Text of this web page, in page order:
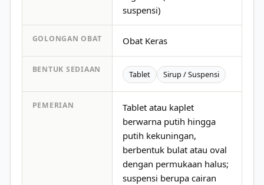
suspensi)
GOLONGAN OBAT Obat Keras
BENTUK SEDIAAN Tablet Sirup / Suspensi
PEMERIAN
Tablet atau kaplet
berwarna putih hingga
putih kekuningan,
berbentuk bulat atau oval
dengan permukaan halus;
suspensi berupa cairan